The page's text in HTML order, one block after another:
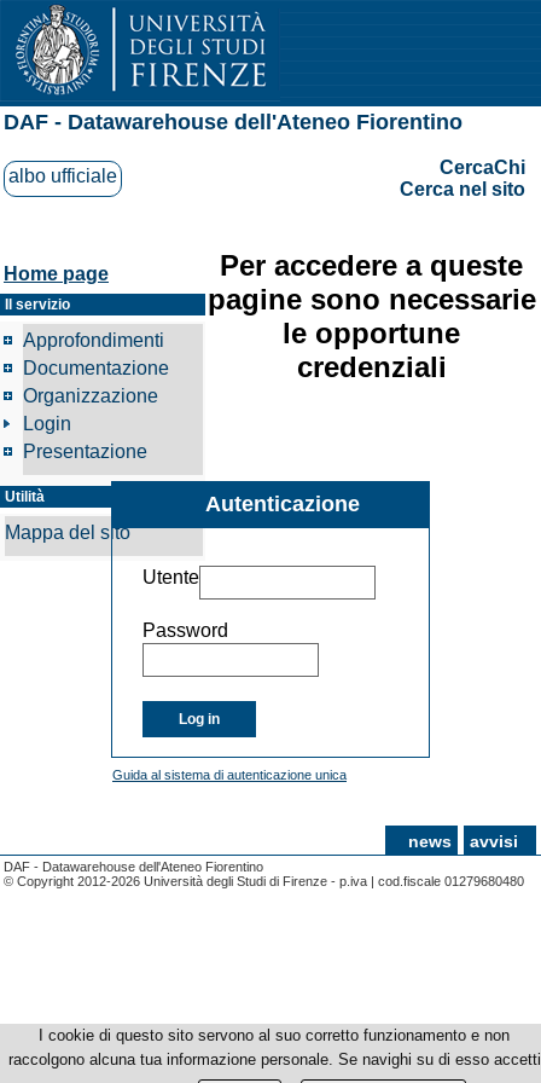
DAF - Datawarehouse dell'Ateneo Fiorentino
albo ufficiale
CercaChi
Cerca nel sito
Home page
Il servizio
Approfondimenti
Documentazione
Organizzazione
Login
Presentazione
Utilità
Mappa del sito
Per accedere a queste
pagine sono necessarie
le opportune
credenziali
Autenticazione
Utente
Password
Log in
Guida al sistema di autenticazione unica
news avvisi
DAF - Datawarehouse dell'Ateneo Fiorentino
© Copyright 2012-2026 Università degli Studi di Firenze - p.iva | cod.fiscale 01279680480
I cookie di questo sito servono al suo corretto funzionamento e non
raccolgono alcuna tua informazione personale. Se navighi su di esso accetti